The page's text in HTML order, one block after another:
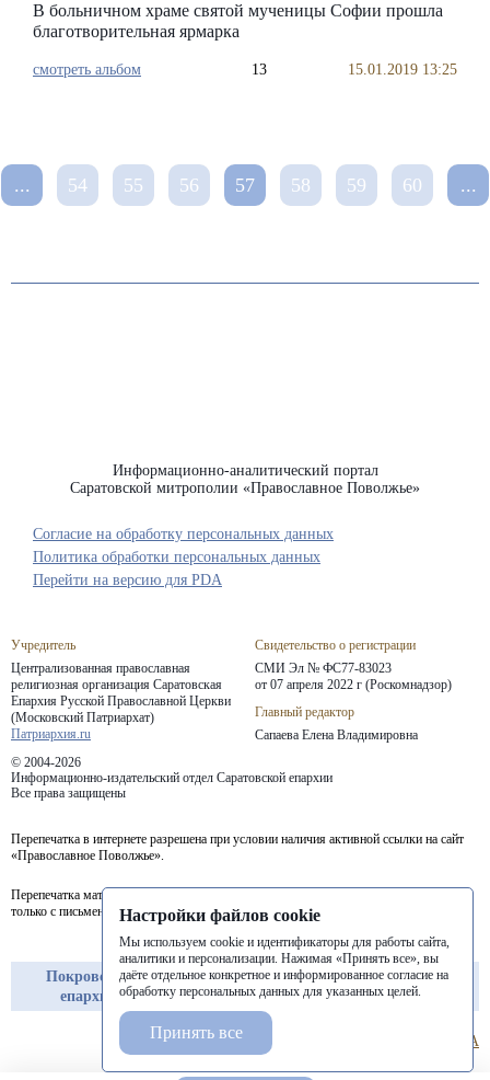
В больничном храме святой мученицы Софии прошла
благотворительная ярмарка
смотреть альбом 13 15.01.2019 13:25
... 54 55 56 57 58 59 60 ...
Информационно-аналитический портал
Саратовской митрополии «Православное Поволжье»
Учредитель
Централизованная православная
религиозная организация Саратовская
Епархия Русской Православной Церкви
(Московский Патриархат)
Патриархия.ru
Свидетельство о регистрации
СМИ Эл № ФС77-83023
от 07 апреля 2022 г (Роскомнадзор)
Главный редактор
Сапаева Елена Владимировна
© 2004-2026
Информационно-издательский отдел Саратовской епархии
Все права защищены
Согласие на обработку персональных данных
Политика обработки персональных данных
Перепечатка в интернете разрешена при условии наличия активной ссылки на сайт
«Православное Поволжье».
Перепечатка материалов портала в печатных изданиях (книгах, прессе) возможна
только с письменного разрешения редакции.
Покровская
епархия
Балашовская
епархия
Балаковская
епархия
Перейти на версию для PDA
Настройки файлов cookie
Мы используем cookie и идентификаторы для работы сайта,
аналитики и персонализации. Нажимая «Принять все», вы
даёте отдельное конкретное и информированное согласие на
обработку персональных данных для указанных целей.
Принять все